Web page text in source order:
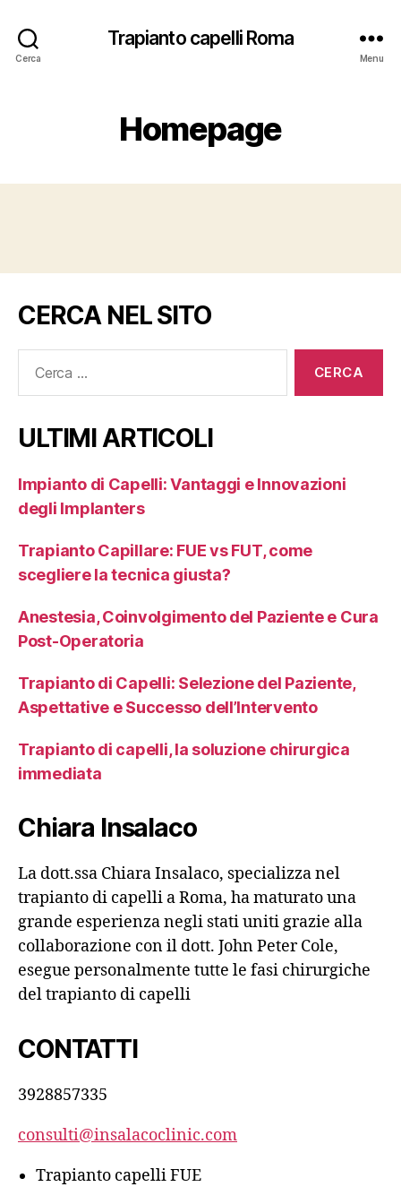
Cerca
Trapianto capelli Roma
Menu
Homepage
CERCA NEL SITO
ULTIMI ARTICOLI
Impianto di Capelli: Vantaggi e Innovazioni
degli Implanters
Trapianto Capillare: FUE vs FUT, come
scegliere la tecnica giusta?
Anestesia, Coinvolgimento del Paziente e Cura
Post-Operatoria
Trapianto di Capelli: Selezione del Paziente,
Aspettative e Successo dell’Intervento
Trapianto di capelli, la soluzione chirurgica
immediata
Chiara Insalaco
La dott.ssa Chiara Insalaco, specializza nel
trapianto di capelli a Roma, ha maturato una
grande esperienza negli stati uniti grazie alla
collaborazione con il dott. John Peter Cole,
esegue personalmente tutte le fasi chirurgiche
del trapianto di capelli
CONTATTI
3928857335
consulti@insalacoclinic.com
Trapianto capelli FUE